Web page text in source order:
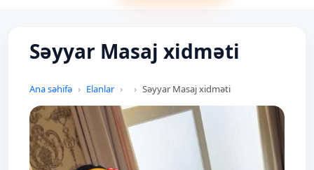
Səyyar Masaj xidməti
Ana səhifə Elanlar Səyyar Masaj xidməti